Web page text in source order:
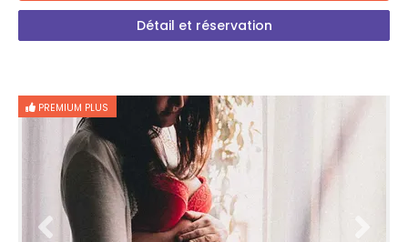
Détail et réservation
PREMIUM PLUS